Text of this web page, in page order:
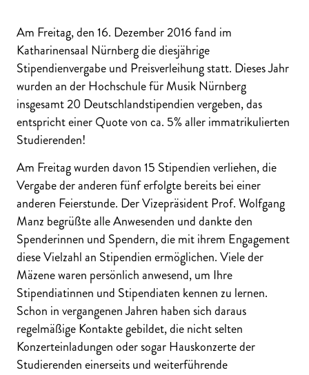
Am Freitag, den 16. Dezember 2016 fand im
Katharinensaal Nürnberg die diesjährige
Stipendienvergabe und Preisverleihung statt. Dieses Jahr
wurden an der Hochschule für Musik Nürnberg
insgesamt 20 Deutschlandstipendien vergeben, das
entspricht einer Quote von ca. 5% aller immatrikulierten
Studierenden!
Am Freitag wurden davon 15 Stipendien verliehen, die
Vergabe der anderen fünf erfolgte bereits bei einer
anderen Feierstunde. Der Vizepräsident Prof. Wolfgang
Manz begrüßte alle Anwesenden und dankte den
Spenderinnen und Spendern, die mit ihrem Engagement
diese Vielzahl an Stipendien ermöglichen. Viele der
Mäzene waren persönlich anwesend, um Ihre
Stipendiatinnen und Stipendiaten kennen zu lernen.
Schon in vergangenen Jahren haben sich daraus
regelmäßige Kontakte gebildet, die nicht selten
Konzerteinladungen oder sogar Hauskonzerte der
Studierenden einerseits und weiterführende